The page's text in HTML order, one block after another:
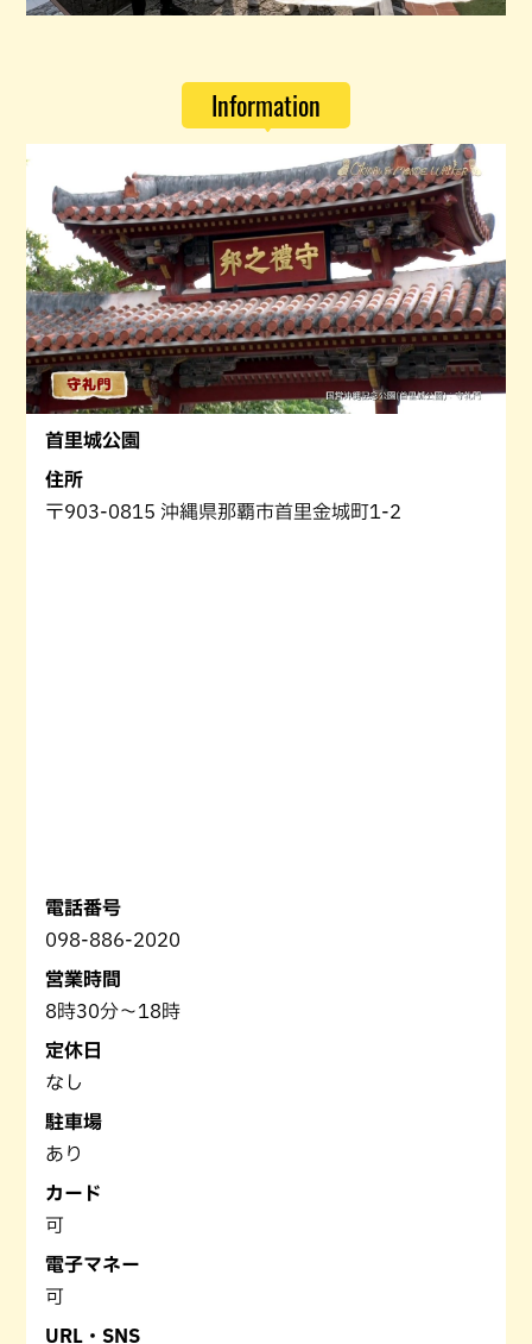
Information
首里城公園
住所
〒903-0815 沖縄県那覇市首里金城町1-2
電話番号
098-886-2020
営業時間
8時30分～18時
定休日
なし
駐車場
あり
カード
可
電子マネー
可
URL・SNS